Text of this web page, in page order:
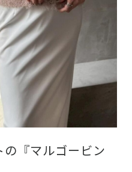
『マルゴービン